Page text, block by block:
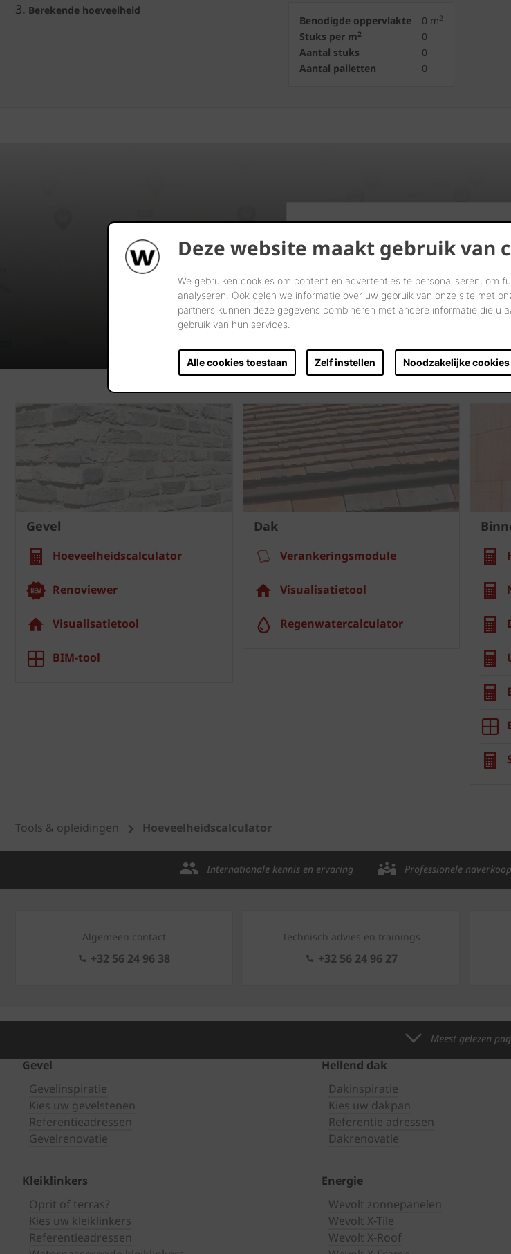
Deze website maakt gebruik van
We gebruiken cookies om content en advertenties te personaliseren, om
analyseren. Ook delen we informatie over uw gebruik van onze site met
partners kunnen deze gegevens combineren met andere informatie die u
gebruik van hun services.
Alle cookies toestaan Zelf instellen Noodzakelijke cookies
3. Berekende hoeveelheid
Benodigde oppervlakte 0 m2
Stuks per m2
0
Aantal stuks
0
Aantal palletten
0
Vind verdelers in
START UW
Gevel
Hoeveelheidscalculator
Renoviewer
Visualisatietool
BIM-tool
Dak
Verankeringsmodule
Visualisatietool
Regenwatercalculator
Tools & opleidingen Hoeveelheidscalculator
Internationale kennis en ervaring Professionele
Algemeen contact
+32 56 24 96 38
Technisch advies en trainings
+32 56 24 96 27
Meest gelezen
Gevel
Gevelinspiratie
Kies uw gevelstenen
Referentieadressen
Gevelrenovatie
Hellend dak
Dakinspiratie
Kies uw dakpan
Referentie adressen
Dakrenovatie
Kleiklinkers
Oprit of terras?
Kies uw kleiklinkers
Referentieadressen
Energie
Wevolt zonnepanelen
Wevolt X-Tile
Wevolt X-Roof